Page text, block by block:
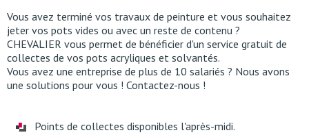
Vous avez terminé vos travaux de peinture et vous souhaitez
jeter vos pots vides ou avec un reste de contenu ?
CHEVALIER vous permet de bénéficier d'un service gratuit de
collectes de vos pots acryliques et solvantés.
Vous avez une entreprise de plus de 10 salariés ? Nous avons
une solutions pour vous ! Contactez-nous !
Points de collectes disponibles l'après-midi.